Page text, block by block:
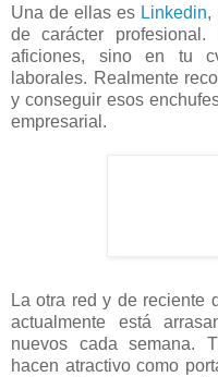
Una de ellas es Linkedin,
de carácter
aficiones, sino en tu
laborales. Realmente
y conseguir esos
empresarial.
La otra red y de reciente
actualmente está
nuevos cada semana.
hacen atractivo como